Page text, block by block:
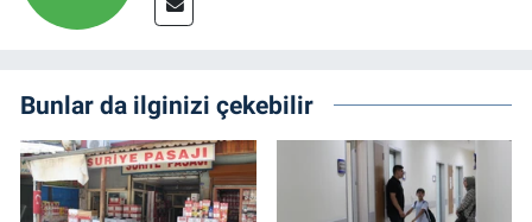
Bunlar da ilginizi çekebilir